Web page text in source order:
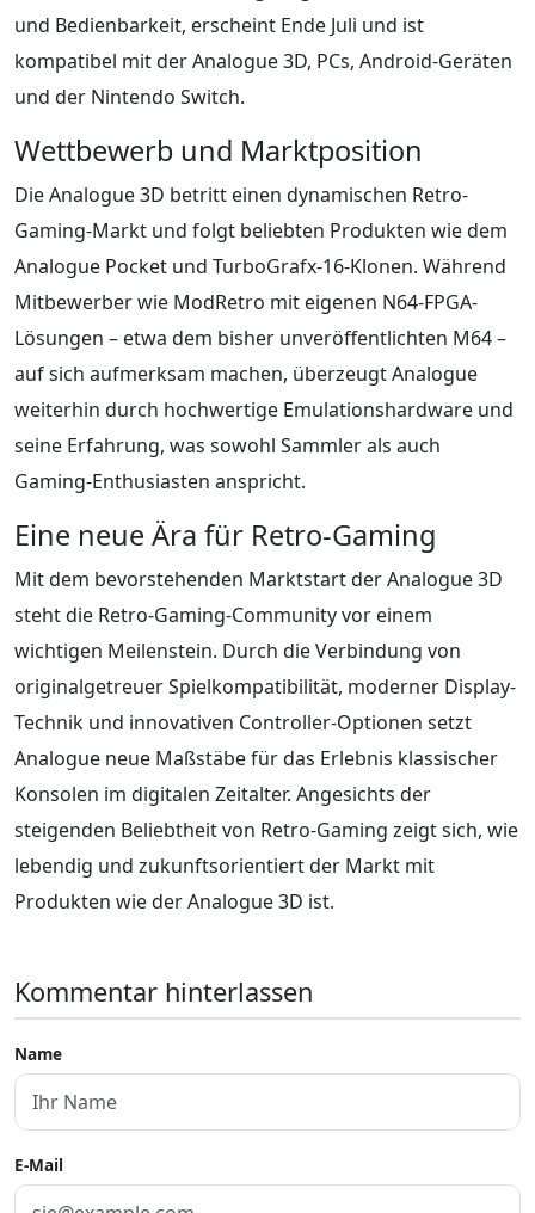
und Bedienbarkeit, erscheint Ende Juli und ist
kompatibel mit der Analogue 3D, PCs, Android-Geräten
und der Nintendo Switch.
Wettbewerb und Marktposition
Die Analogue 3D betritt einen dynamischen Retro-
Gaming-Markt und folgt beliebten Produkten wie dem
Analogue Pocket und TurboGrafx-16-Klonen. Während
Mitbewerber wie ModRetro mit eigenen N64-FPGA-
Lösungen – etwa dem bisher unveröffentlichten M64 –
auf sich aufmerksam machen, überzeugt Analogue
weiterhin durch hochwertige Emulationshardware und
seine Erfahrung, was sowohl Sammler als auch
Gaming-Enthusiasten anspricht.
Eine neue Ära für Retro-Gaming
Mit dem bevorstehenden Marktstart der Analogue 3D
steht die Retro-Gaming-Community vor einem
wichtigen Meilenstein. Durch die Verbindung von
originalgetreuer Spielkompatibilität, moderner Display-
Technik und innovativen Controller-Optionen setzt
Analogue neue Maßstäbe für das Erlebnis klassischer
Konsolen im digitalen Zeitalter. Angesichts der
steigenden Beliebtheit von Retro-Gaming zeigt sich, wie
lebendig und zukunftsorientiert der Markt mit
Produkten wie der Analogue 3D ist.
Kommentar hinterlassen
Name
E-Mail